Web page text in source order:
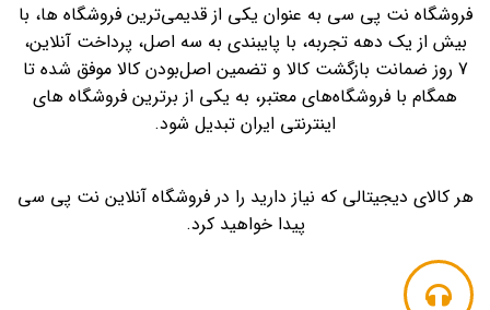
فروشگاه نت پی سی به عنوان یکی از قدیمی‌ترین فروشگاه ها، با
بیش از یک دهه تجربه، با پایبندی به سه اصل، پرداخت آنلاین،
7 روز ضمانت بازگشت کالا و تضمین اصل‌بودن کالا موفق شده تا
همگام با فروشگاه‌های معتبر، به یکی از برترین فروشگاه های
اینترنتی ایران تبدیل شود.
هر کالای دیجیتالی که نیاز دارید را در فروشگاه آنلاین نت پی سی
پیدا خواهید کرد.